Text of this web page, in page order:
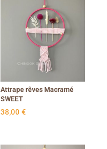
Attrape rêves Macramé
SWEET
38,00€